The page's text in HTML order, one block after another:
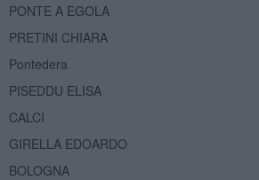
PONTE A EGOLA
PRETINI CHIARA
Pontedera
PISEDDU ELISA
CALCI
GIRELLA EDOARDO
BOLOGNA